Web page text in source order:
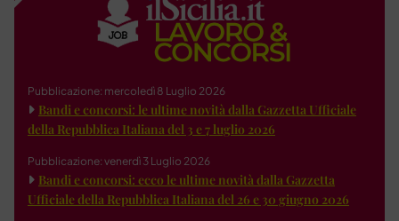
Pubblicazione: mercoledì 8 Luglio 2026
Bandi e concorsi: le ultime novità dalla Gazzetta Ufficiale
della Repubblica Italiana del 3 e 7 luglio 2026
Pubblicazione: venerdì 3 Luglio 2026
Bandi e concorsi: ecco le ultime novità dalla Gazzetta
Ufficiale della Repubblica Italiana del 26 e 30 giugno 2026